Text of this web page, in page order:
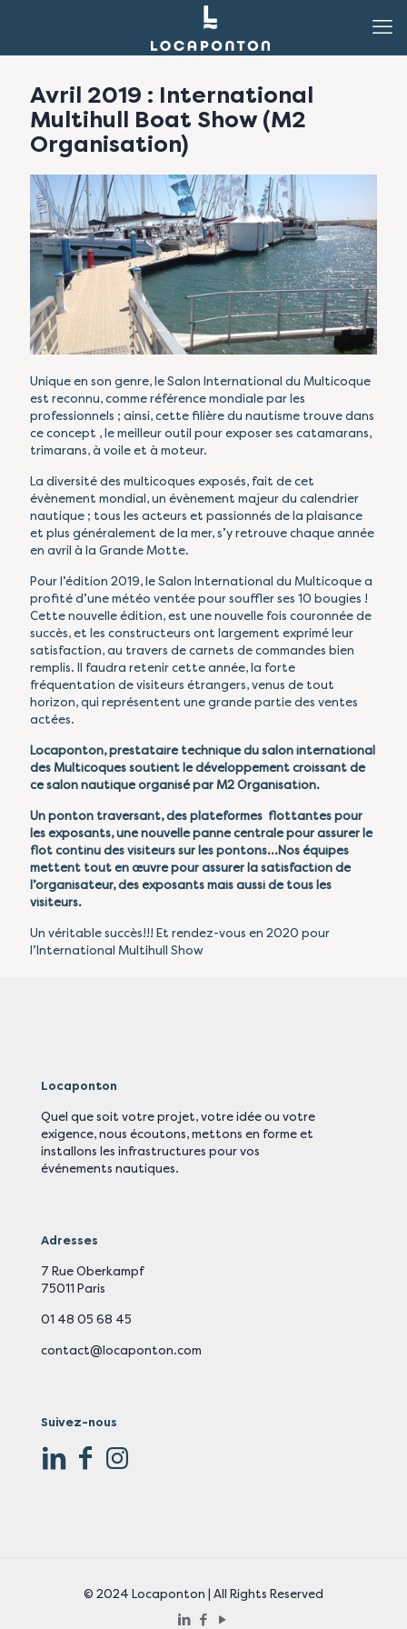
Avril 2019 : International
Multihull Boat Show (M2
Organisation)
Unique en son genre, le Salon International du Multicoque
est reconnu, comme référence mondiale par les
professionnels ; ainsi, cette filière du nautisme trouve dans
ce concept , le meilleur outil pour exposer ses catamarans,
trimarans, à voile et à moteur.
La diversité des multicoques exposés, fait de cet
évènement mondial, un évènement majeur du calendrier
nautique ; tous les acteurs et passionnés de la plaisance
et plus généralement de la mer, s’y retrouve chaque année
en avril à la Grande Motte.
Pour l’édition 2019, le Salon International du Multicoque a
profité d’une météo ventée pour souffler ses 10 bougies !
Cette nouvelle édition, est une nouvelle fois couronnée de
succès, et les constructeurs ont largement exprimé leur
satisfaction, au travers de carnets de commandes bien
remplis. Il faudra retenir cette année, la forte
fréquentation de visiteurs étrangers, venus de tout
horizon, qui représentent une grande partie des ventes
actées.
Locaponton,prestataire technique du salon international
des Multicoques soutient le développement croissant de
ce salon nautique organisé par M2 Organisation.
Un ponton traversant, des plateformes flottantes pour
les exposants, une nouvelle panne centrale pour assurer le
flot continu des visiteurs sur les pontons…Nos équipes
mettent tout en œuvre pour assurer la satisfaction de
l’organisateur, des exposants mais aussi de tous les
visiteurs.
Un véritable succès!!! Et rendez-vous en 2020 pour
l’International Multihull Show
Locaponton
Quel que soit votre projet, votre idée ou votre
exigence, nous écoutons, mettons en forme et
installons les infrastructures pour vos
événements nautiques.
Adresses
7 Rue Oberkampf
75011 Paris
01 48 05 68 45
contact@locaponton.com
Suivez-nous
© 2024 Locaponton | All Rights Reserved